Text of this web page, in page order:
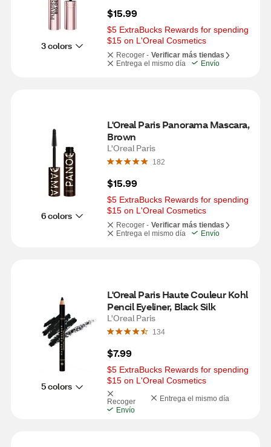
3 colors
$15.99
$5 ExtraBucks Rewards for spending
$15 on L'Oreal Cosmetics
Recoger - Verificar más tiendas
Entrega el mismo día
Envío
6 colors
L'Oreal Paris Panorama Mascara,
Brown
L'Oreal Paris
182
$15.99
$5 ExtraBucks Rewards for spending
$15 on L'Oreal Cosmetics
Recoger - Verificar más tiendas
Entrega el mismo día
Envío
5 colors
L'Oreal Paris Haute Couleur Kohl
Pencil Eyeliner, Black Silk
L'Oreal Paris
134
$7.99
$5 ExtraBucks Rewards for spending
$15 on L'Oreal Cosmetics
Recoger
Entrega el mismo día
Envío